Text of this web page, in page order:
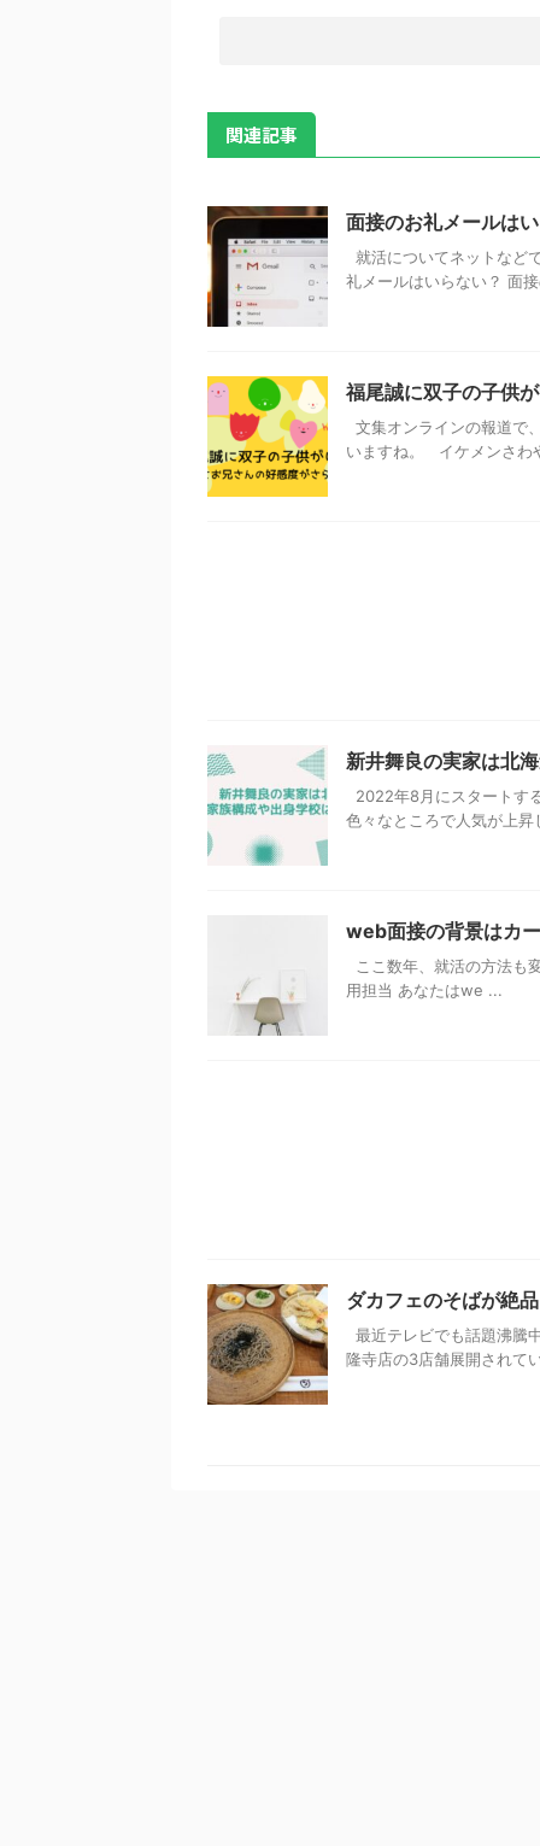
関連記事
面接のお礼メールは
就活についてネットなど
礼メールはいらない？ 面
福尾誠に双子の子供
文集オンラインの報道で
いますね。 イケメンさわ
新井舞良の実家は北
2022年8月にスタートす
色々なところで人気が上昇
web面接の背景はカ
ここ数年、就活の方法も
用担当 あなたはwe ...
ダカフェのそばが絶
最近テレビでも話題沸騰
隆寺店の3店舗展開されて